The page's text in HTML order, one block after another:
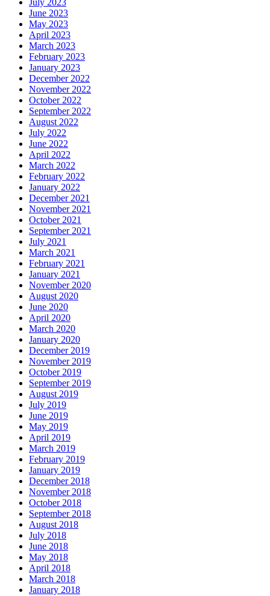
July 2023
June 2023
May 2023
April 2023
March 2023
February 2023
January 2023
December 2022
November 2022
October 2022
September 2022
August 2022
July 2022
June 2022
April 2022
March 2022
February 2022
January 2022
December 2021
November 2021
October 2021
September 2021
July 2021
March 2021
February 2021
January 2021
November 2020
August 2020
June 2020
April 2020
March 2020
January 2020
December 2019
November 2019
October 2019
September 2019
August 2019
July 2019
June 2019
May 2019
April 2019
March 2019
February 2019
January 2019
December 2018
November 2018
October 2018
September 2018
August 2018
July 2018
June 2018
May 2018
April 2018
March 2018
January 2018